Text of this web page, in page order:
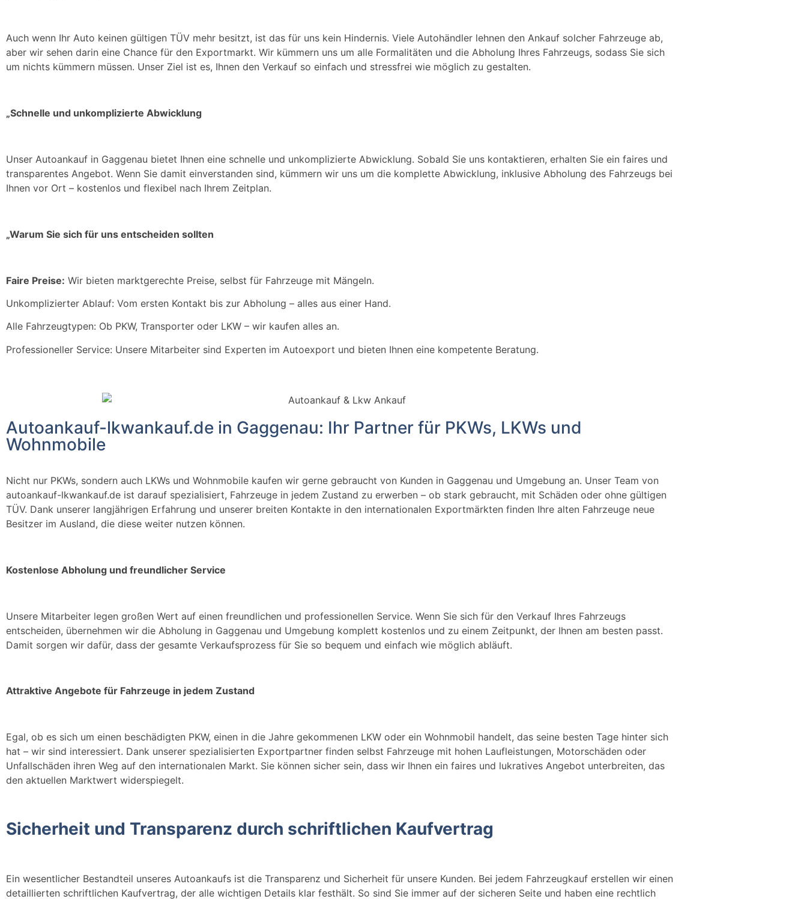
Auch wenn Ihr Auto keinen gültigen TÜV mehr besitzt, ist das für uns kein Hindernis. Viele Autohändler lehnen den Ankauf solcher Fahrzeuge ab,
aber wir sehen darin eine Chance für den Exportmarkt. Wir kümmern uns um alle Formalitäten und die Abholung Ihres Fahrzeugs, sodass Sie sich
um nichts kümmern müssen. Unser Ziel ist es, Ihnen den Verkauf so einfach und stressfrei wie möglich zu gestalten.
„Schnelle und unkomplizierte Abwicklung
Unser Autoankauf in Gaggenau bietet Ihnen eine schnelle und unkomplizierte Abwicklung. Sobald Sie uns kontaktieren, erhalten Sie ein faires und
transparentes Angebot. Wenn Sie damit einverstanden sind, kümmern wir uns um die komplette Abwicklung, inklusive Abholung des Fahrzeugs bei
Ihnen vor Ort – kostenlos und flexibel nach Ihrem Zeitplan.
„Warum Sie sich für uns entscheiden sollten
Faire Preise: Wir bieten marktgerechte Preise, selbst für Fahrzeuge mit Mängeln.
Unkomplizierter Ablauf: Vom ersten Kontakt bis zur Abholung – alles aus einer Hand.
Alle Fahrzeugtypen: Ob PKW, Transporter oder LKW – wir kaufen alles an.
Professioneller Service: Unsere Mitarbeiter sind Experten im Autoexport und bieten Ihnen eine kompetente Beratung.
Autoankauf-lkwankauf.de in Gaggenau: Ihr Partner für PKWs, LKWs und
Wohnmobile
Nicht nur PKWs, sondern auch LKWs und Wohnmobile kaufen wir gerne gebraucht von Kunden in Gaggenau und Umgebung an. Unser Team von
autoankauf-lkwankauf.de ist darauf spezialisiert, Fahrzeuge in jedem Zustand zu erwerben – ob stark gebraucht, mit Schäden oder ohne gültigen
TÜV. Dank unserer langjährigen Erfahrung und unserer breiten Kontakte in den internationalen Exportmärkten finden Ihre alten Fahrzeuge neue
Besitzer im Ausland, die diese weiter nutzen können.
Kostenlose Abholung und freundlicher Service
Unsere Mitarbeiter legen großen Wert auf einen freundlichen und professionellen Service. Wenn Sie sich für den Verkauf Ihres Fahrzeugs
entscheiden, übernehmen wir die Abholung in Gaggenau und Umgebung komplett kostenlos und zu einem Zeitpunkt, der Ihnen am besten passt.
Damit sorgen wir dafür, dass der gesamte Verkaufsprozess für Sie so bequem und einfach wie möglich abläuft.
Attraktive Angebote für Fahrzeuge in jedem Zustand
Egal, ob es sich um einen beschädigten PKW, einen in die Jahre gekommenen LKW oder ein Wohnmobil handelt, das seine besten Tage hinter sich
hat – wir sind interessiert. Dank unserer spezialisierten Exportpartner finden selbst Fahrzeuge mit hohen Laufleistungen, Motorschäden oder
Unfallschäden ihren Weg auf den internationalen Markt. Sie können sicher sein, dass wir Ihnen ein faires und lukratives Angebot unterbreiten, das
den aktuellen Marktwert widerspiegelt.
Sicherheit und Transparenz durch schriftlichen Kaufvertrag
Ein wesentlicher Bestandteil unseres Autoankaufs ist die Transparenz und Sicherheit für unsere Kunden. Bei jedem Fahrzeugkauf erstellen wir einen
detaillierten schriftlichen Kaufvertrag, der alle wichtigen Details klar festhält. So sind Sie immer auf der sicheren Seite und haben eine rechtlich